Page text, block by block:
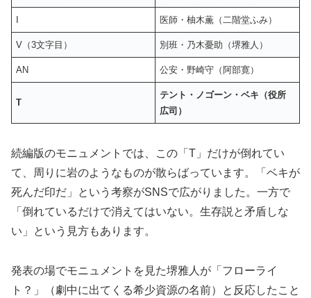
医師・柚木薫（二階堂ふみ）
V（3文字目） 別班・乃木憂助（堺雅人）
AN 公安・野崎守（阿部寛）
T
テント・ノゴーン・ベキ（役所
広司）
続編版のモニュメントでは、この「T」だけが倒れてい
て、周りに岩のようなものが散らばっています。「ベキが
死んだ印だ」という考察がSNSで広がりました。一方で
「倒れているだけで消えてはいない。生存説と矛盾しな
い」という見方もあります。
発表の場でモニュメントを見た堺雅人が「フローライ
ト？」（劇中に出てくる希少資源の名前）と反応したこと